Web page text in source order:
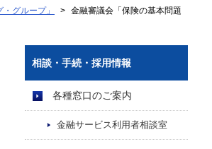
グループ」
金融審議会「保険の基本問題
相談・手続・採用情報
各種窓口のご案内
金融サービス利用者相談室